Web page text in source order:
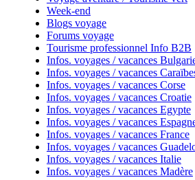
Week-end
Blogs voyage
Forums voyage
Tourisme professionnel Info B2B
Infos. voyages / vacances
Infos. voyages / vacances
Infos. voyages / vacances Corse
Infos. voyages / vacances Croatie
Infos. voyages / vacances Egypte
Infos. voyages / vacances
Infos. voyages / vacances France
Infos. voyages / vacances
Infos. voyages / vacances Italie
Infos. voyages / vacances Madère